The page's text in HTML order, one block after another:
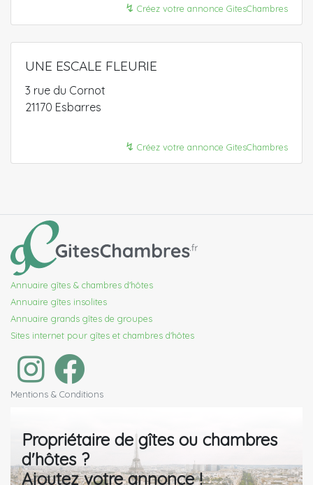
↯ Créez votre annonce GitesChambres
UNE ESCALE FLEURIE
3 rue du Cornot
21170 Esbarres
↯ Créez votre annonce GitesChambres
Annuaire gîtes & chambres d'hôtes
Annuaire gîtes insolites
Annuaire grands gîtes de groupes
Sites internet pour gîtes et chambres d'hôtes
Mentions & Conditions
Propriétaire de gîtes ou chambres
d'hôtes ?
Ajoutez votre annonce !